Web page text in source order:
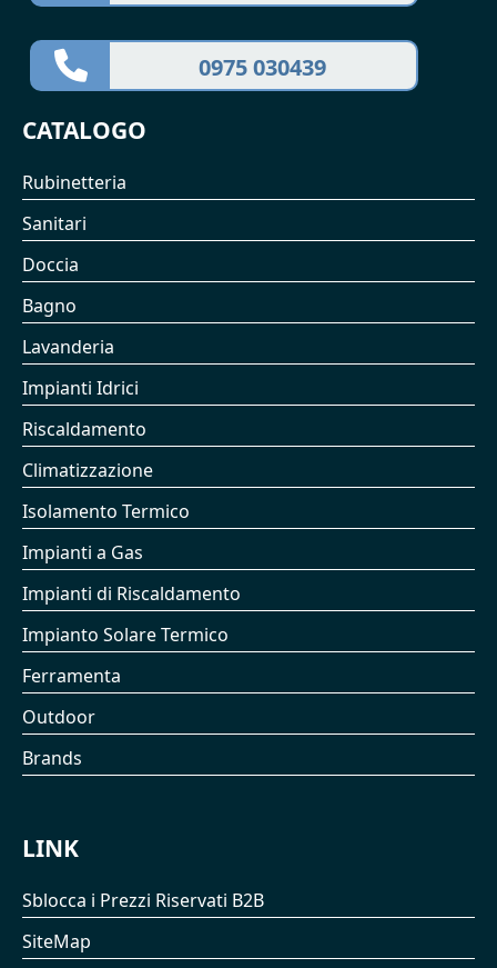
0975 030439
CATALOGO
Rubinetteria
Sanitari
Doccia
Bagno
Lavanderia
Impianti Idrici
Riscaldamento
Climatizzazione
Isolamento Termico
Impianti a Gas
Impianti di Riscaldamento
Impianto Solare Termico
Ferramenta
Outdoor
Brands
LINK
Sblocca i Prezzi Riservati B2B
SiteMap